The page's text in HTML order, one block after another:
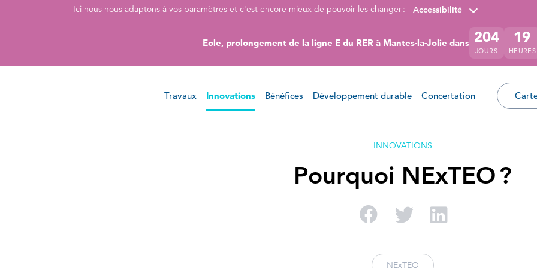
Accéder directement au contenu de la page
Accéder à la navigation principale
Accéder à la rechercheIci nous nous adaptons à vos paramètres et c'est encore mieux de pouvoir les changer : Accessibilité
Eole, prolongement de la ligne E du RER à Mantes-la-Jolie dans 204
JOURS
19
HEURES
Travaux Innovations Bénéfices Développement durable Concertation
INNOVATIONS
Pourquoi NExTEO ?
Partager sur Facebook
Partager sur
NExTEO